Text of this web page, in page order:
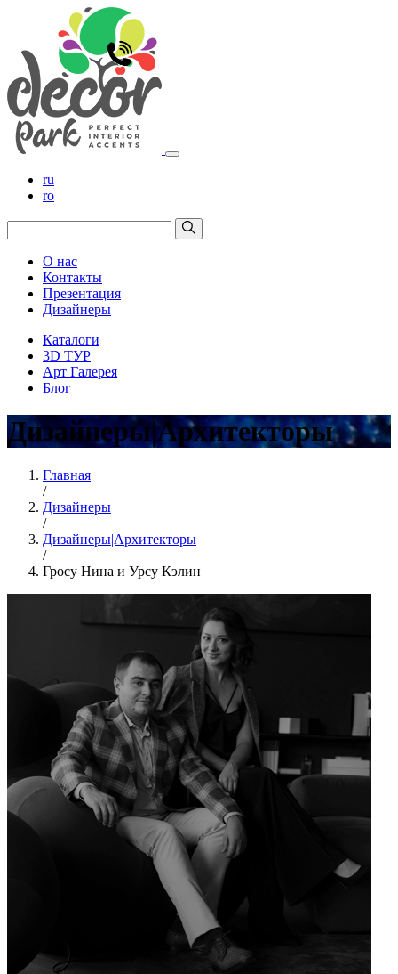
ru
ro
О нас
Контакты
Презентация
Дизайнеры
Каталоги
3D ТУР
Арт Галерея
Блог
Дизайнеры|Архитекторы
Главная
/
Дизайнеры
/
Дизайнеры|Архитекторы
/
Гросу Нина и Урсу Кэлин